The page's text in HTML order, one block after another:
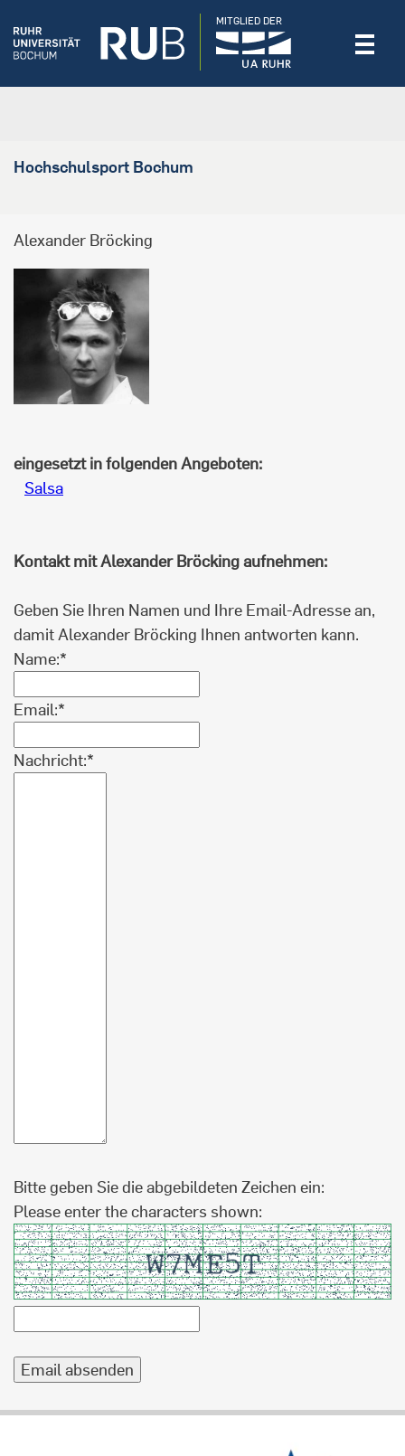
MITGLIED DER
Hochschulsport Bochum
Alexander Bröcking
eingesetzt in folgenden Angeboten:
Salsa
Kontakt mit Alexander Bröcking aufnehmen:
Geben Sie Ihren Namen und Ihre Email-Adresse an,
damit Alexander Bröcking Ihnen antworten kann.
Name:*
Email:*
Nachricht:*
Bitte geben Sie die abgebildeten Zeichen ein:
Please enter the characters shown: